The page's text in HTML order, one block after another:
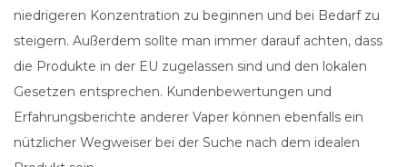
niedrigeren Konzentration zu beginnen und bei Bedarf zu
steigern. Außerdem sollte man immer darauf achten, dass
die Produkte in der EU zugelassen sind und den lokalen
Gesetzen entsprechen. Kundenbewertungen und
Erfahrungsberichte anderer Vaper können ebenfalls ein
nützlicher Wegweiser bei der Suche nach dem idealen